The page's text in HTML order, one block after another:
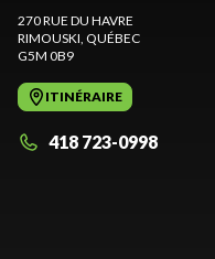
270 RUE DU HAVRE
RIMOUSKI , QUÉBEC
G5M 0B9
ITINÉRAIRE
418 723-0998